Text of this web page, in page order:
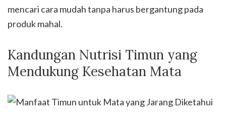
mencari cara mudah tanpa harus bergantung pada
produk mahal.
Kandungan Nutrisi Timun yang
Mendukung Kesehatan Mata